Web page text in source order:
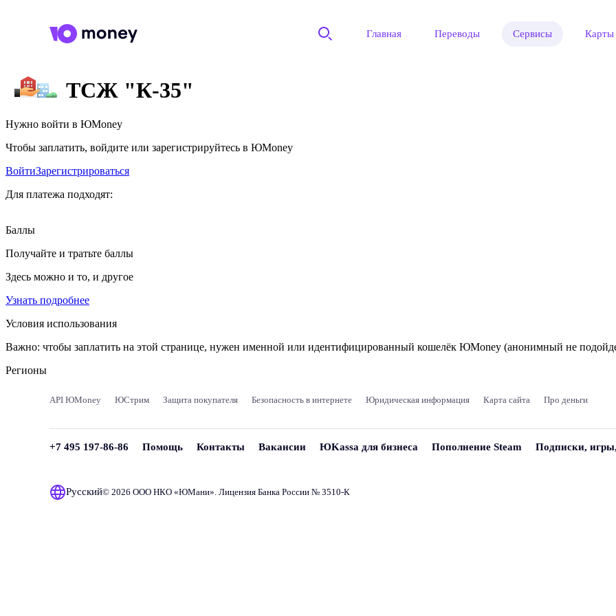
Главная Переводы Сервисы Карты
ТСЖ "К-35"
Нужно войти в ЮMoney
Чтобы заплатить, войдите или зарегистрируйтесь в ЮMoney
ВойтиЗарегистрироваться
Для платежа подходят:
Баллы
Получайте и тратьте баллы
Здесь можно и то, и другое
Узнать подробнее
Условия использования
Важно: чтобы заплатить на этой странице, нужен именной или идентифицированный кошелёк ЮMoney (анонимный не
Регионы
API ЮMoney ЮСтрим Защита покупателя Безопасность в интернете Юридическая информация Карта сайта Про деньги
+7 495 197-86-86 Помощь Контакты Вакансии ЮKassa для бизнеса Пополнение Steam Подписки,
Русский© 2026 ООО НКО «ЮМани». Лицензия Банка России № 3510‑К